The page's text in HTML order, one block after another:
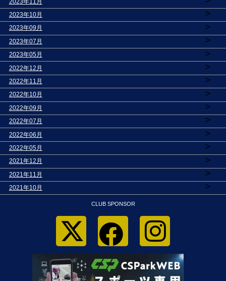
2023年10月 >
2023年09月 >
2023年07月 >
2023年05月 >
2022年12月 >
2022年11月 >
2022年10月 >
2022年09月 >
2022年07月 >
2022年06月 >
2022年05月 >
2021年12月 >
2021年11月 >
2021年10月 >
CLUB SPONSOR